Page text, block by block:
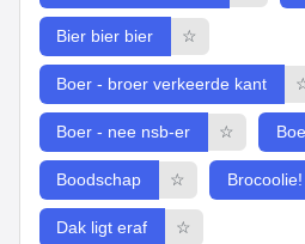
Bier bier bier ☆
Boer - broer verkeerde kant
Boer - nee nsb-er ☆
Boodschap ☆ Brocoolie!
Dak ligt eraf ☆